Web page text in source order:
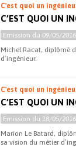
C'est quoi un
C’EST QUOI UN
Emission du 09/05/2016
Michel Racat, diplômé
d’ingénieur.
C'est quoi un
C’EST QUOI UN
Emission du 18/05/2016
Marion Le Batard,
sa vision du métier